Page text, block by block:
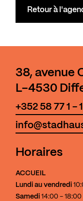
Retour à
38, avenue
L-4530
+352 58 77 1 -
Horaires
ACCUEIL
Lundi au vendredi
Samedi 14:00 - 18:00